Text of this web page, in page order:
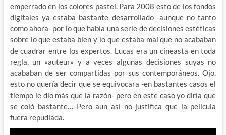
emperrado en los colores pastel. Para 2008 esto de los fondos
digitales ya estaba bastante desarrollado -aunque no tanto
como ahora- por lo que había una serie de decisiones estéticas
sobre lo que estaba bien y lo que estaba mal que no acababan
de cuadrar entre los expertos. Lucas era un cineasta en toda
regla, un «auteur» y a veces algunas decisiones suyas no
acababan de ser compartidas por sus contemporáneos. Ojo,
esto no quería decir que se equivocara -en bastantes casos el
tiempo le dio más que la razón- pero en este caso yo diría que
se coló bastante… Pero aun así no justifica que la película
fuera repudiada.